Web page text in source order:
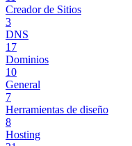
Creador de Sitios
3
DNS
17
Dominios
10
General
7
Herramientas de diseño
8
Hosting